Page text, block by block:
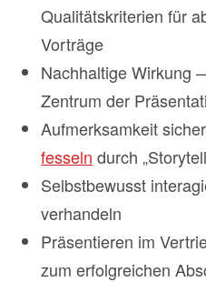
Qualitätskriterien für
Vorträge
Nachhaltige Wirkung
Zentrum der
Aufmerksamkeit
fesseln durch
Selbstbewusst
verhandeln
Präsentieren im
zum erfolgreichen